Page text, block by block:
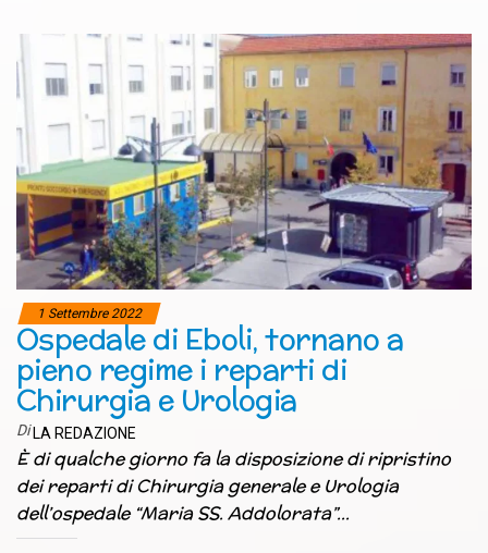
1 Settembre 2022
Ospedale di Eboli, tornano a
pieno regime i reparti di
Chirurgia e Urologia
Di LA REDAZIONE
È di qualche giorno fa la disposizione di ripristino
dei reparti di Chirurgia generale e Urologia
dell’ospedale “Maria SS. Addolorata”…